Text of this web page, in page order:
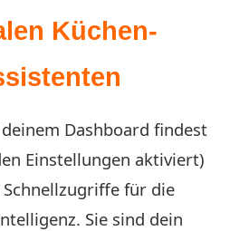
Küchen-
Dashboard findest
Einstellungen aktiviert)
für die
Sie sind dein